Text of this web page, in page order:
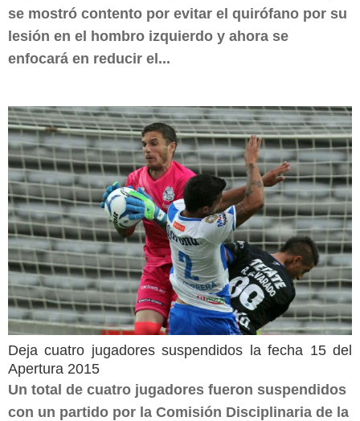
se mostró contento por evitar el quirófano por su
lesión en el hombro izquierdo y ahora se
enfocará en reducir el...
Deja cuatro jugadores suspendidos la fecha 15 del
Apertura 2015
Un total de cuatro jugadores fueron suspendidos
con un partido por la Comisión Disciplinaria de la